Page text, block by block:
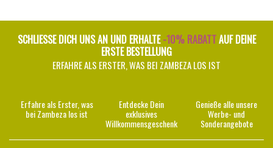
SCHLIESSE DICH UNS AN UND ERHALTE -10% RABATTAUF DEINE
ERSTE BESTELLUNG
ERFAHRE ALS ERSTER, WAS BEI ZAMBEZA LOS IST
Erfahre als Erster, was
bei Zambeza los ist
Entdecke Dein
exklusives
Willkommensgeschenk
Genieße alle unsere
Werbe- und
Sonderangebote